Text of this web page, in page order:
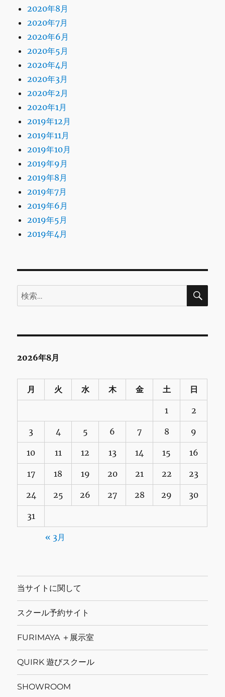
2020年8月
2020年7月
2020年6月
2020年5月
2020年4月
2020年3月
2020年2月
2020年1月
2019年12月
2019年11月
2019年10月
2019年9月
2019年8月
2019年7月
2019年6月
2019年5月
2019年4月
検
索:
検
2026年8月
月 火 水 木 金 土 日
1 2
3 4 5 6 7 8 9
10 11 12 13 14 15 16
17 18 19 20 21 22 23
24 25 26 27 28 29 30
31
« 3月
当サイトに関して
スクール予約サイト
FURIMAYA ＋展示室
QUIRK 遊びスクール
SHOWROOM